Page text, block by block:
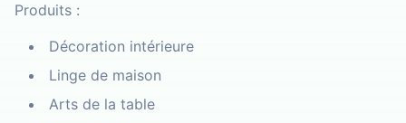
Produits :
Décoration intérieure
Linge de maison
Arts de la table